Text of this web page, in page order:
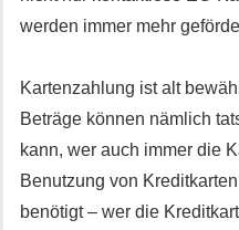
werden immer mehr
Kartenzahlung ist alt
Beträge können nämlich
kann, wer auch immer die
Benutzung von
benötigt – wer die